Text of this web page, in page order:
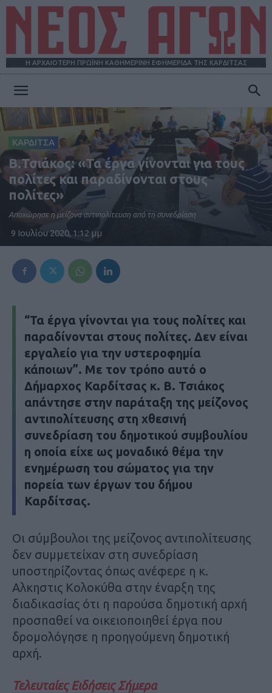
Η ΑΡΧΑΙΟΤΕΡΗ ΠΡΩΪΝΗ ΚΑΘΗΜΕΡΙΝΗ ΕΦΗΜΕΡΙΔΑ ΤΗΣ ΚΑΡΔΙΤΣΑΣ
ΑΓΩΝ
ΚΑΡΔΙΤΣΑ
Β.Τσιάκος: «Τα έργα γίνονται για τους
πολίτες και παραδίνονται στους
πολίτες»
Αποχώρησε η μείζονα αντιπολίτευση από τη συνεδρίαση
9 Ιουλίου 2020, 1:12 μμ
“Τα έργα γίνονται για τους πολίτες και
παραδίνονται στους πολίτες. Δεν είναι
εργαλείο για την υστεροφημία
κάποιων”. Με τον τρόπο αυτό ο
Δήμαρχος Καρδίτσας κ. Β. Τσιάκος
απάντησε στην παράταξη της μείζονος
αντιπολίτευσης στη χθεσινή
συνεδρίαση του δημοτικού συμβουλίου
η οποία είχε ως μοναδικό θέμα την
ενημέρωση του σώματος για την
πορεία των έργων του δήμου
Καρδίτσας.
Οι σύμβουλοι της μείζονος αντιπολίτευσης
δεν συμμετείχαν στη συνεδρίαση
υποστηρίζοντας όπως ανέφερε η κ.
Αλκηστις Κολοκύθα στην έναρξη της
διαδικασίας ότι η παρούσα δημοτική αρχή
προσπαθεί να οικειοποιηθεί έργα που
δρομολόγησε η προηγούμενη δημοτική
αρχή.
Τελευταίες Ειδήσεις Σήμερα